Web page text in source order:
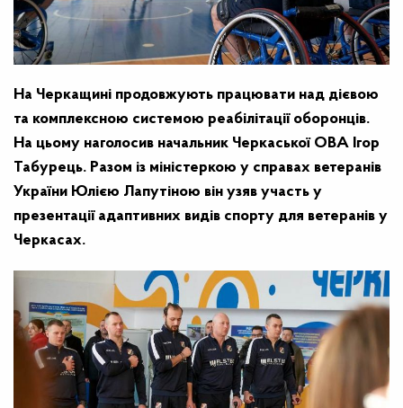
На Черкащині продовжують працювати над дієвою
та комплексною системою реабілітації оборонців.
На цьому наголосив начальник Черкаської ОВА Ігор
Табурець. Разом із міністеркою у справах ветеранів
України Юлією Лапутіною він узяв участь у
презентації адаптивних видів спорту для ветеранів у
Черкасах.